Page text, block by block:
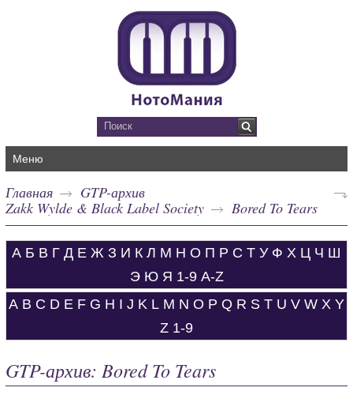
Меню
Главная
GTP-архив
Zakk Wylde & Black Label Society
Bored To Tears
А Б В Г Д Е Ж З И К Л М Н О П Р С Т У Ф Х Ц Ч Ш
Э Ю Я 1-9 A-Z
A B C D E F G H I J K L M N O P Q R S T U V W X Y
Z 1-9
GTP-архив: Bored To Tears